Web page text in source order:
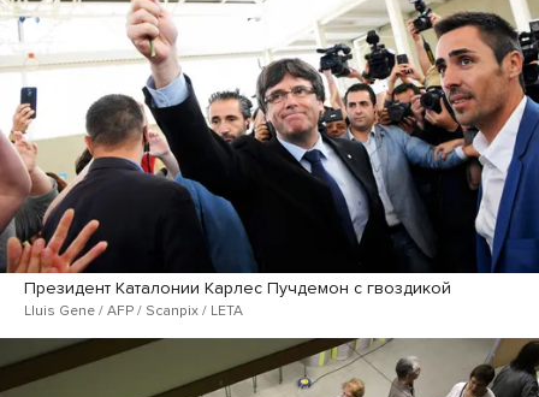
Президент Каталонии Карлес Пучдемон с гвоздикой
Lluis Gene / AFP / Scanpix / LETA